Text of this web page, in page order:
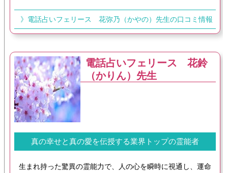
》電話占いフェリース 花弥乃（かやの）先生の口コミ情報
電話占いフェリース 花鈴
（かりん）先生
真の幸せと真の愛を伝授する業界トップの霊能者
生まれ持った驚異の霊能力で、人の心を瞬時に視通し、運命